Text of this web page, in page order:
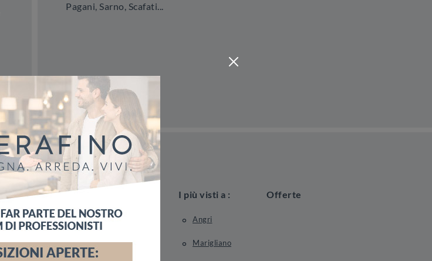
Pagani, Sarno, Scafati...
Stile
Moderne Fisse
I più visti a :
Angri
Marigliano
Offerte